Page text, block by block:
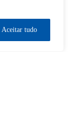
Aceitar tudo